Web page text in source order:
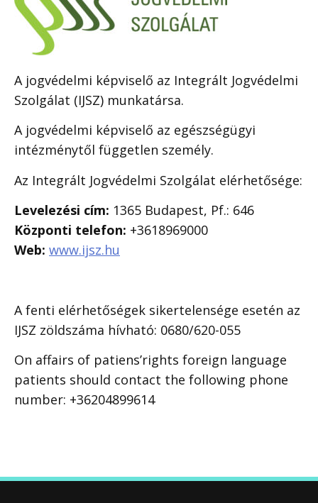
A jogvédelmi képviselő az Integrált Jogvédelmi
Szolgálat (IJSZ) munkatársa.
A jogvédelmi képviselő az egészségügyi
intézménytől független személy.
Az Integrált Jogvédelmi Szolgálat elérhetősége:
Levelezési cím: 1365 Budapest, Pf.: 646
Központi telefon: +3618969000
Web: www.ijsz.hu
A fenti elérhetőségek sikertelensége esetén az
IJSZ zöldszáma hívható: 0680/620-055
On affairs of patiens’rights foreign language
patients should contact the following phone
number: +36204899614